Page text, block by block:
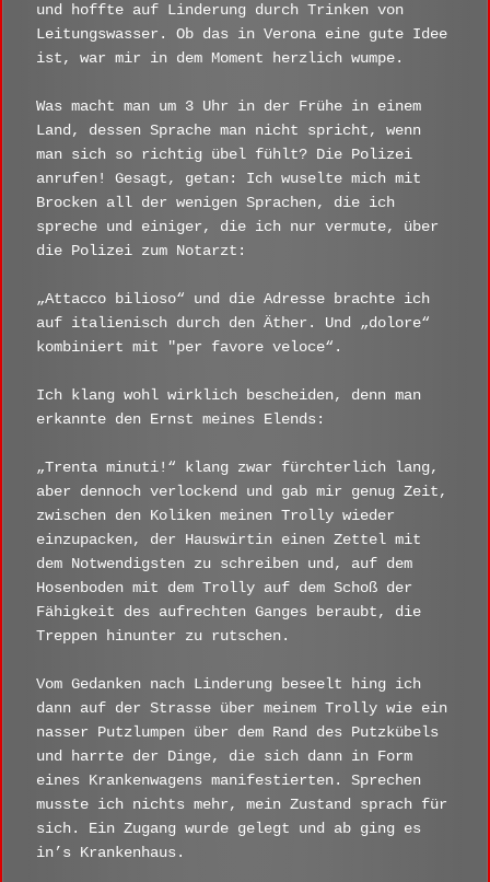
und hoffte auf Linderung durch Trinken von
Leitungswasser. Ob das in Verona eine gute Idee
ist, war mir in dem Moment herzlich wumpe.
Was macht man um 3 Uhr in der Frühe in einem
Land, dessen Sprache man nicht spricht, wenn
man sich so richtig übel fühlt? Die Polizei
anrufen! Gesagt, getan: Ich wuselte mich mit
Brocken all der wenigen Sprachen, die ich
spreche und einiger, die ich nur vermute, über
die Polizei zum Notarzt:
„Attacco bilioso“ und die Adresse brachte ich
auf italienisch durch den Äther. Und „dolore“
kombiniert mit "per favore veloce“.
Ich klang wohl wirklich bescheiden, denn man
erkannte den Ernst meines Elends:
„Trenta minuti!“ klang zwar fürchterlich lang,
aber dennoch verlockend und gab mir genug Zeit,
zwischen den Koliken meinen Trolly wieder
einzupacken, der Hauswirtin einen Zettel mit
dem Notwendigsten zu schreiben und, auf dem
Hosenboden mit dem Trolly auf dem Schoß der
Fähigkeit des aufrechten Ganges beraubt, die
Treppen hinunter zu rutschen.
Vom Gedanken nach Linderung beseelt hing ich
dann auf der Strasse über meinem Trolly wie ein
nasser Putzlumpen über dem Rand des Putzkübels
und harrte der Dinge, die sich dann in Form
eines Krankenwagens manifestierten. Sprechen
musste ich nichts mehr, mein Zustand sprach für
sich. Ein Zugang wurde gelegt und ab ging es
in’s Krankenhaus.